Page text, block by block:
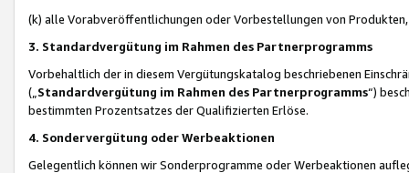
(k) alle Vorabveröffentlichungen oder Vorbestellungen von
3. Standardvergütung im Rahmen des Partnerprogramms
Vorbehaltlich der in diesem Vergütungskatalog beschriebenen
(„ Standardvergütung im Rahmen des Partnerprogramms“)
bestimmten Prozentsatzes der Qualifizierten Erlöse.
4. Sondervergütung oder Werbeaktionen
Gelegentlich können wir Sonderprogramme oder Werbeaktionen